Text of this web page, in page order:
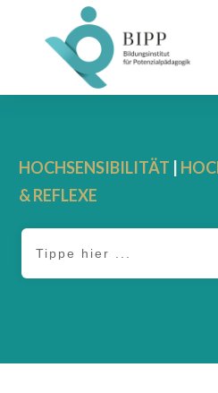
HOCHSENSIBILITÄT
& REFLEXE